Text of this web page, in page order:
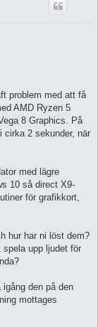
problem med att få
AMD Ryzen 5
8 Graphics. På
cirka 2 sekunder, när
med lägre
10 så direct X9-
för grafikkort,
hur har ni löst dem?
spela upp ljudet för
den på den
mottages